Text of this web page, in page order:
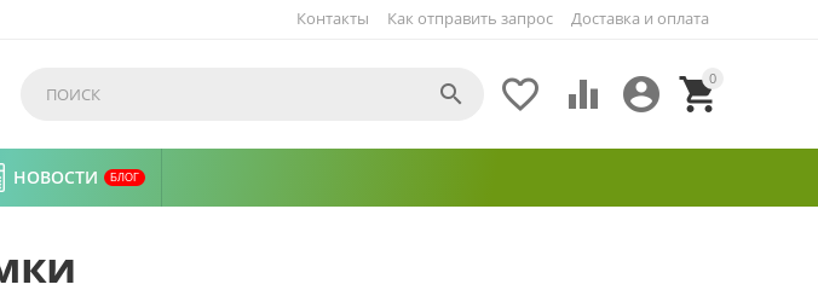
Как отправить запрос Доставка и оплата
Контакты
0


 

НОВОСТИ БЛОГ